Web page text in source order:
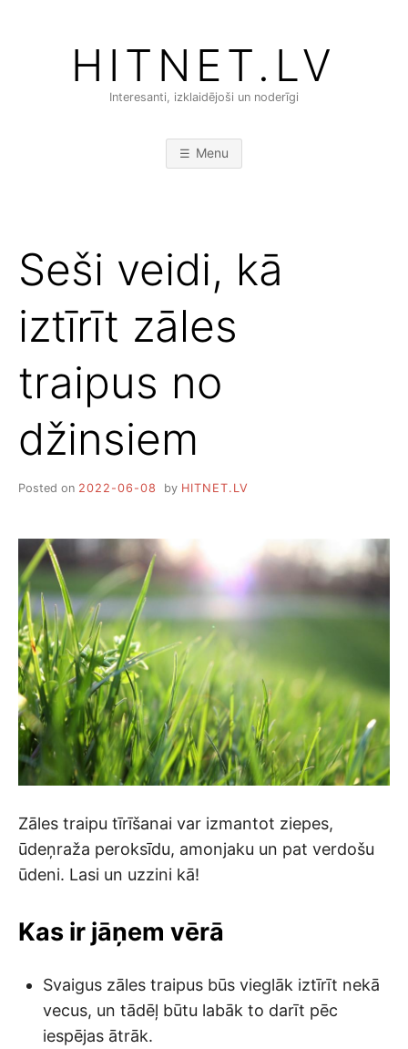
HITNET.LV
Interesanti, izklaidējoši un noderīgi
Menu
Seši veidi, kā
iztīrīt zāles
traipus no
džinsiem
Posted on 2022-06-08 by HITNET.LV
Zāles traipu tīrīšanai var izmantot ziepes,
ūdeņraža peroksīdu, amonjaku un pat verdošu
ūdeni. Lasi un uzzini kā!
Kas ir jāņem vērā
Svaigus zāles traipus būs vieglāk iztīrīt nekā
vecus, un tādēļ būtu labāk to darīt pēc
iespējas ātrāk.